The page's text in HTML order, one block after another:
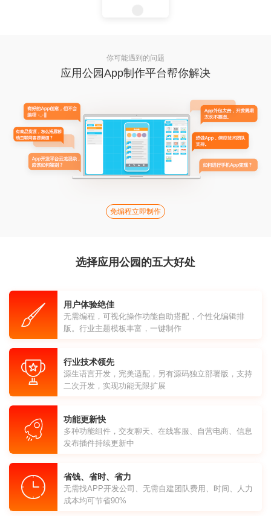
你可能遇到的问题
应用公园App制作平台帮你解决
免编程立即制作
选择应用公园的五大好处
用户体验绝佳
无需编程，可视化操作功能自助搭配，个性化编辑排
版。行业主题模板丰富，一键制作
行业技术领先
源生语言开发，完美适配，另有源码独立部署版，支持
二次开发，实现功能无限扩展
功能更新快
多种功能组件，交友聊天、在线客服、自营电商、信息
发布插件持续更新中
省钱、省时、省力
无需找APP开发公司、无需自建团队费用、时间、人力
成本均可节省90%